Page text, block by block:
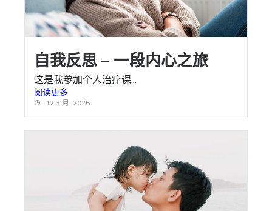
自我反思 – 一段内心之旅
这是我参加个人治疗课...
阅读更多
12 3 月, 2025